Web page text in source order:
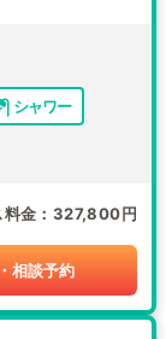
シャワー
料金 327,800円
相談予約